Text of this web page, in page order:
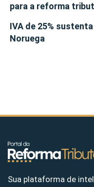
para a reforma
IVA de 25%
Noruega
Sua plataforma de